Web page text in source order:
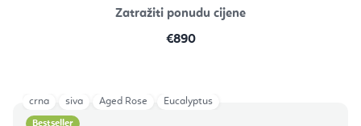
Zatražiti ponudu cijene
€890
Bestseller
crna siva Aged Rose Eucalyptus